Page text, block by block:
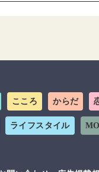
こころ からだ
ライフスタイル